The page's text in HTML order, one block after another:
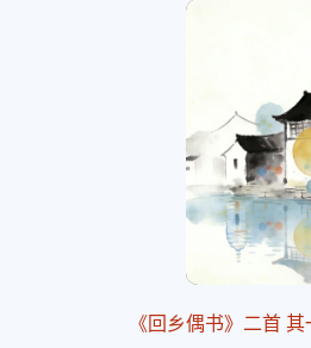
《回乡偶书》二首